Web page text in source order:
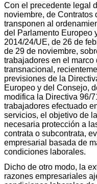
Con el precedente legal
noviembre, de Contratos
transponen al
del Parlamento Europeo
2014/24/UE, de 26 de
de 29 de noviembre,
trabajadores en el
transnacional,
previsiones de la
Europeo y del Consejo,
modifica la Directiva 96/
trabajadores efectuado
servicios, el objetivo de
necesaria protección a
contrata o subcontrata,
empresarial basada de
condiciones laborales.
Dicho de otro modo, la
razones empresariales